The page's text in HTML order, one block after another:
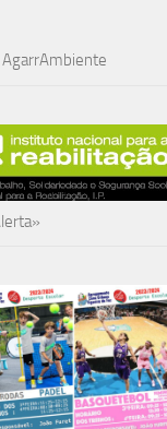
AgarrAmbiente